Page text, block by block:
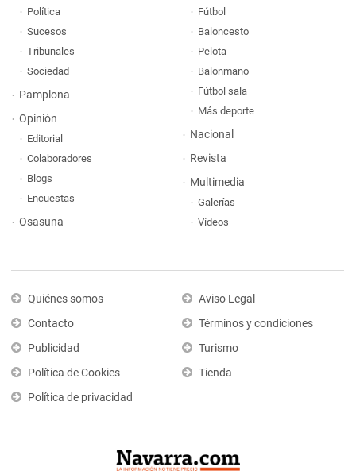
Política
Sucesos
Tribunales
Sociedad
Pamplona
Opinión
Editorial
Colaboradores
Blogs
Encuestas
Osasuna
Fútbol
Baloncesto
Pelota
Balonmano
Fútbol sala
Más deporte
Nacional
Revista
Multimedia
Galerías
Vídeos
Quiénes somos
Contacto
Publicidad
Política de Cookies
Política de privacidad
Aviso Legal
Términos y condiciones
Turismo
Tienda